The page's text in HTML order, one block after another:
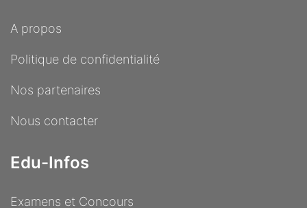
A propos
Politique de confidentialité
Nos partenaires
Nous contacter
Edu-Infos
Examens et Concours